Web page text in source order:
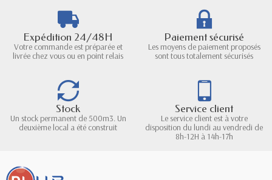
Expédition 24/48H
Votre commande est préparée et
livrée chez vous ou en point relais
Paiement sécurisé
Les moyens de paiement proposés
sont tous totalement sécurisés
Stock
Un stock permanent de 500m3. Un
deuxième local a été construit
Service client
Le service client est à votre
disposition du lundi au vendredi de
8h-12H à 14h-17h